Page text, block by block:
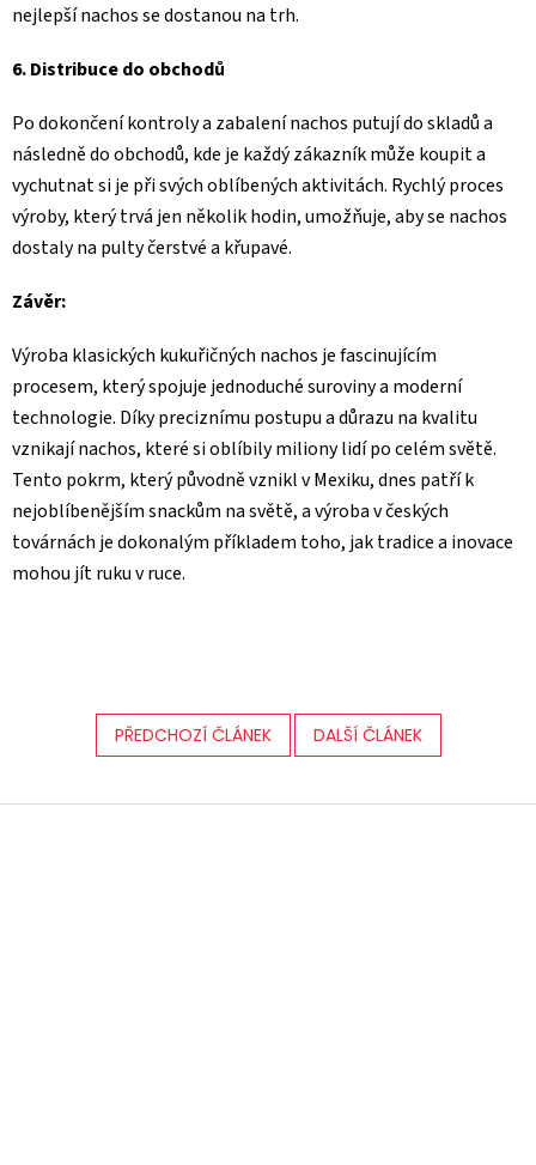
nejlepší nachos se dostanou na trh.
6. Distribuce do obchodů
Po dokončení kontroly a zabalení nachos putují do skladů a
následně do obchodů, kde je každý zákazník může koupit a
vychutnat si je při svých oblíbených aktivitách. Rychlý proces
výroby, který trvá jen několik hodin, umožňuje, aby se nachos
dostaly na pulty čerstvé a křupavé.
Závěr:
Výroba klasických kukuřičných nachos je fascinujícím
procesem, který spojuje jednoduché suroviny a moderní
technologie. Díky preciznímu postupu a důrazu na kvalitu
vznikají nachos, které si oblíbily miliony lidí po celém světě.
Tento pokrm, který původně vznikl v Mexiku, dnes patří k
nejoblíbenějším snackům na světě, a výroba v českých
továrnách je dokonalým příkladem toho, jak tradice a inovace
mohou jít ruku v ruce.
PŘEDCHOZÍ ČLÁNEK DALŠÍ ČLÁNEK
Z